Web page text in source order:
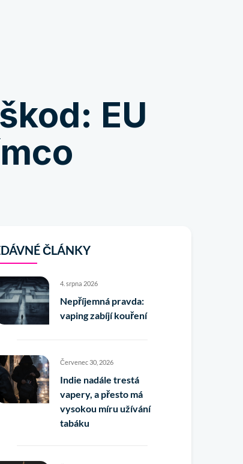
EU
ČLÁNKY
4. srpna 2026
Nepříjemná pravda:
vaping zabíjí kouření
Červenec 30, 2026
Indie nadále trestá
vapery, a přesto má
vysokou míru užívání
tabáku